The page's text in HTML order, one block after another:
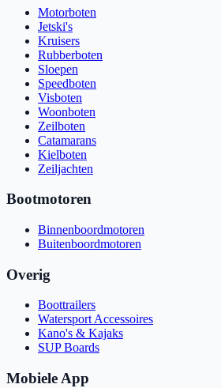
Motorboten
Jetski's
Kruisers
Rubberboten
Sloepen
Speedboten
Visboten
Woonboten
Zeilboten
Catamarans
Kielboten
Zeiljachten
Bootmotoren
Binnenboordmotoren
Buitenboordmotoren
Overig
Boottrailers
Watersport Accessoires
Kano's & Kajaks
SUP Boards
Mobiele App